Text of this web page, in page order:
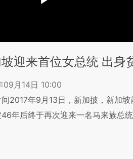
迎来首位女总统 出身
09月14日 10:00
2017年9月13日，新加披，新加
年后终于再次迎来一名马来族总